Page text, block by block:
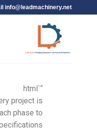
info@leadmachinery.net
“`html
project is
phase to